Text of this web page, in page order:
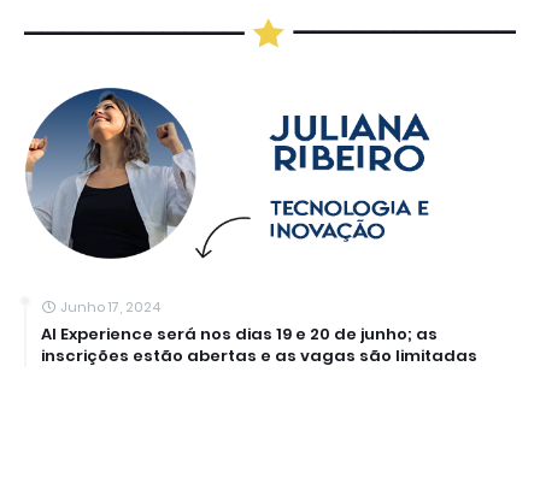
Junho 17, 2024
AI Experience será nos dias 19 e 20 de junho; as
inscrições estão abertas e as vagas são limitadas